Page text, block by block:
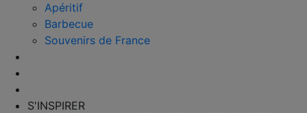
Apéritif
Barbecue
Souvenirs de France
S'INSPIRER